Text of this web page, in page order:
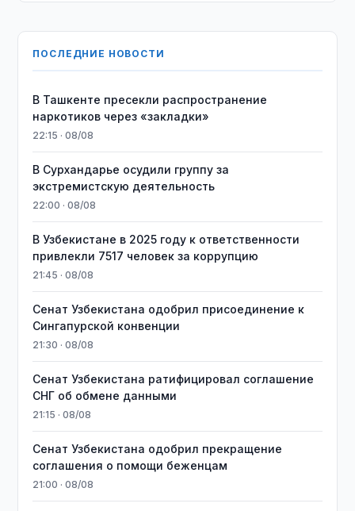
ПОСЛЕДНИЕ НОВОСТИ
В Ташкенте пресекли распространение
наркотиков через «закладки»
22:15 · 08/08
В Сурхандарье осудили группу за
экстремистскую деятельность
22:00 · 08/08
В Узбекистане в 2025 году к ответственности
привлекли 7517 человек за коррупцию
21:45 · 08/08
Сенат Узбекистана одобрил присоединение к
Сингапурской конвенции
21:30 · 08/08
Сенат Узбекистана ратифицировал соглашение
СНГ об обмене данными
21:15 · 08/08
Сенат Узбекистана одобрил прекращение
соглашения о помощи беженцам
21:00 · 08/08